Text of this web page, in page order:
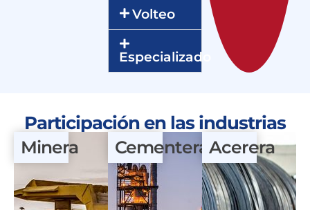
Volteo
Especializado
Participación en las industrias
Minera Cementera Acerera